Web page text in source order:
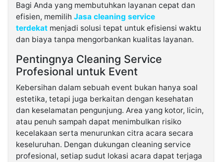
Bagi Anda yang membutuhkan layanan cepat dan
efisien, memilih Jasa cleaning service
terdekat menjadi solusi tepat untuk efisiensi waktu
dan biaya tanpa mengorbankan kualitas layanan.
Pentingnya Cleaning Service
Profesional untuk Event
Kebersihan dalam sebuah event bukan hanya soal
estetika, tetapi juga berkaitan dengan kesehatan
dan keselamatan pengunjung. Area yang kotor, licin,
atau penuh sampah dapat menimbulkan risiko
kecelakaan serta menurunkan citra acara secara
keseluruhan. Dengan dukungan cleaning service
profesional, setiap sudut lokasi acara dapat terjaga